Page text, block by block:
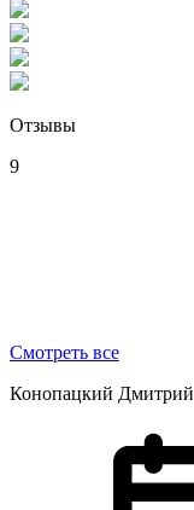
Отзывы
9
Смотреть все
Конопацкий Дмитрий